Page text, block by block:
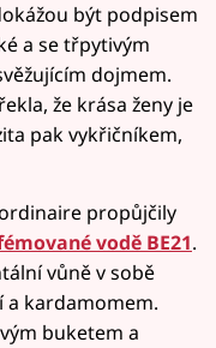
být podpisem
a se třpytivým
dojmem.
že krása ženy je
pak vykřičníkem,
propůjčily
vodě BE21.
vůně v sobě
a kardamomem.
buketem a